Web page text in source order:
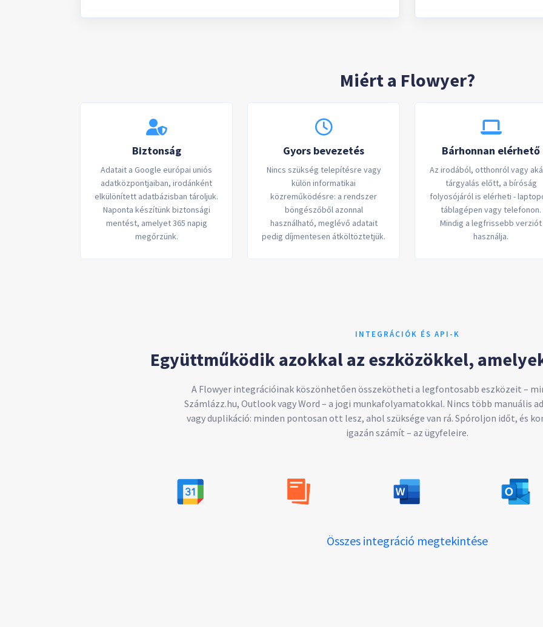
Miért a Flowyer?
Biztonság
Adatait a Google európai uniós
adatközpontjaiban, irodánként
elkülönített adatbázisban tároljuk.
Naponta készítünk biztonsági
mentést, amelyet 365 napig
megőrzünk.
Gyors bevezetés
Nincs szükség telepítésre vagy
külön informatikai
közreműködésre: a rendszer
böngészőből azonnal
használható, meglévő adatait
pedig díjmentesen átköltöztetjük.
Bárhonnan elérhető
Az irodából, otthonról vagy
tárgyalás előtt, a bíróság
folyosójáról is elérheti -
táblagépen vagy telefonon.
Mindig a legfrissebb verziót
használja.
INTEGRÁCIÓK ÉS API-K
Együttműködik azokkal az eszközökkel,
A Flowyer integrációinak köszönhetően összekötheti a legfontosabb eszközeit –
Számlázz.hu, Outlook vagy Word – a jogi munkafolyamatokkal. Nincs több manuális
vagy duplikáció: minden pontosan ott lesz, ahol szüksége van rá. Spóroljon időt, és
igazán számít – az ügyfeleire.
Összes integráció megtekintése